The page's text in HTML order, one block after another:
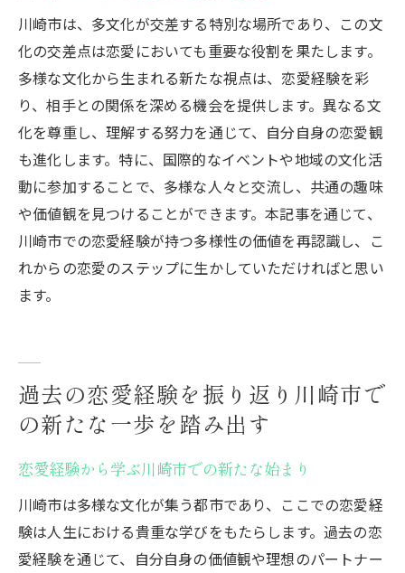
川崎市は、多文化が交差する特別な場所であり、この文
化の交差点は恋愛においても重要な役割を果たします。
多様な文化から生まれる新たな視点は、恋愛経験を彩
り、相手との関係を深める機会を提供します。異なる文
化を尊重し、理解する努力を通じて、自分自身の恋愛観
も進化します。特に、国際的なイベントや地域の文化活
動に参加することで、多様な人々と交流し、共通の趣味
や価値観を見つけることができます。本記事を通じて、
川崎市での恋愛経験が持つ多様性の価値を再認識し、こ
れからの恋愛のステップに生かしていただければと思い
ます。
過去の恋愛経験を振り返り川崎市で
の新たな一歩を踏み出す
恋愛経験から学ぶ川崎市での新たな始まり
川崎市は多様な文化が集う都市であり、ここでの恋愛経
験は人生における貴重な学びをもたらします。過去の恋
愛経験を通じて、自分自身の価値観や理想のパートナー